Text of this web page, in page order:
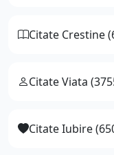
Citate Crestine
Citate Viata
Citate Iubire